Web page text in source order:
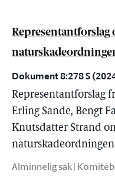
Dokument 8:278 S
Representantforslag
Erling Sande, Bengt
Knutsdatter Strand
naturskadeordningen
Alminnelig sak |